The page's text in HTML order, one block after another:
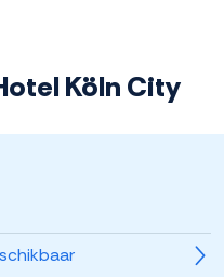
Köln City